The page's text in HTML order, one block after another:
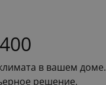
в вашем доме.
решение.